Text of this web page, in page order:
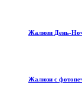
Жалюзи День-
Жалюзи с